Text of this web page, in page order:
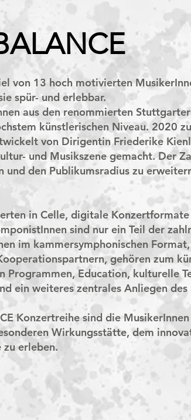
von 13 hoch motivierten
spür- und erlebbar.
aus den renommierten
künstlerischen Niveau. 2020
von Dirigentin Friederike
und Musikszene gemacht. Der
und den Publikumsradius zu
in Celle, digitale
sind nur ein Teil der
im kammersymphonischen
gehören zum
Education, kulturelle
ein weiteres zentrales Anliegen des
Konzertreihe sind die MusikerInnen
Wirkungsstätte, dem
zu erleben.